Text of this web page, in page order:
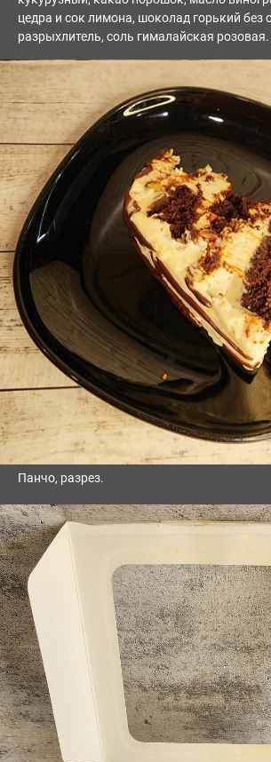
цедра и сок лимона, шоколад горький без
разрыхлитель, соль гималайская розовая.
Панчо, разрез.